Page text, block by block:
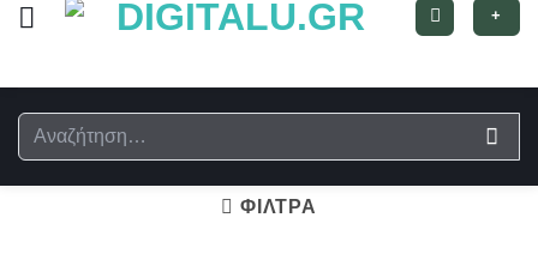
+
Αναζήτηση
για:
ΦΙΛΤΡΑ